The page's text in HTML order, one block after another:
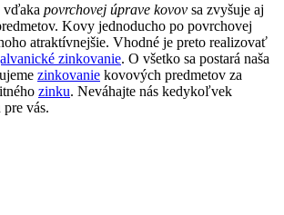
vďaka povrchovej úprave kovov sa zvyšuje aj
Kovy jednoducho po povrchovej
atraktívnejšie. Vhodné je preto realizovať
zinkovanie. O všetko sa postará naša
zinkovanie kovových predmetov za
zinku. Neváhajte nás kedykoľvek
pre vás.